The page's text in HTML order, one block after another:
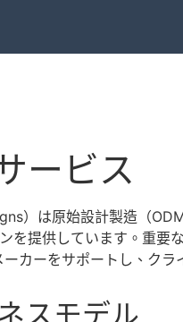
ービス
）は原始設計製造（
を提供しています。重
カーをサポートし、ク
スモデル